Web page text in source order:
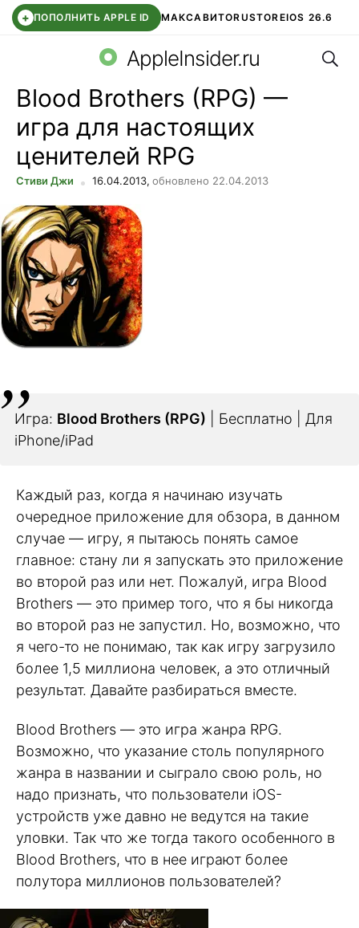
+ ПОПОЛНИТЬ APPLE ID МАКСАВИТОRUSTOREIOS 26.6
СБЕР КИДС ВТБ ОНЛАЙН ЧАТ В ROBLOX
AppleInsider.ru
Blood Brothers (RPG) —
игра для настоящих
ценителей RPG
Стиви Джи 16.04.2013, обновлено 22.04.2013
Игра: Blood Brothers (RPG) | Бесплатно | Для
iPhone/iPad
Каждый раз, когда я начинаю изучать
очередное приложение для обзора, в данном
случае — игру, я пытаюсь понять самое
главное: стану ли я запускать это приложение
во второй раз или нет. Пожалуй, игра Blood
Brothers — это пример того, что я бы никогда
во второй раз не запустил. Но, возможно, что
я чего-то не понимаю, так как игру загрузило
более 1,5 миллиона человек, а это отличный
результат. Давайте разбираться вместе.
Blood Brothers — это игра жанра RPG.
Возможно, что указание столь популярного
жанра в названии и сыграло свою роль, но
надо признать, что пользователи iOS-
устройств уже давно не ведутся на такие
уловки. Так что же тогда такого особенного в
Blood Brothers, что в нее играют более
полутора миллионов пользователей?